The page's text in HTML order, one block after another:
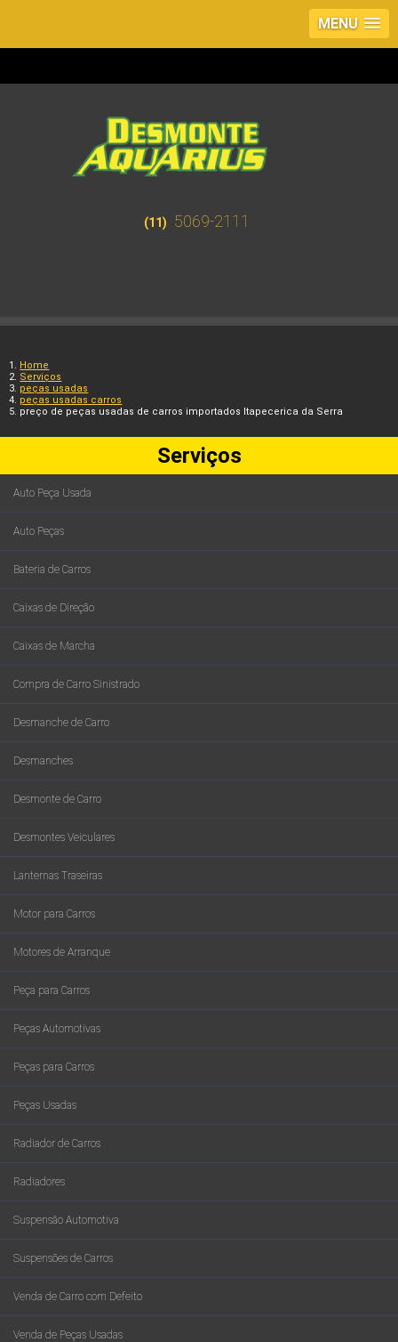
MENU
(11) 5069-2111
Home
Serviços
peças usadas
peças usadas carros
preço de peças usadas de carros importados Itapecerica da Serra
Serviços
Auto Peça Usada
Auto Peças
Bateria de Carros
Caixas de Direção
Caixas de Marcha
Compra de Carro Sinistrado
Desmanche de Carro
Desmanches
Desmonte de Carro
Desmontes Veiculares
Lanternas Traseiras
Motor para Carros
Motores de Arranque
Peça para Carros
Peças Automotivas
Peças para Carros
Peças Usadas
Radiador de Carros
Radiadores
Suspensão Automotiva
Suspensões de Carros
Venda de Carro com Defeito
Venda de Peças Usadas